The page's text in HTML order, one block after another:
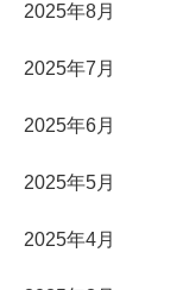
2025年8月
2025年7月
2025年6月
2025年5月
2025年4月